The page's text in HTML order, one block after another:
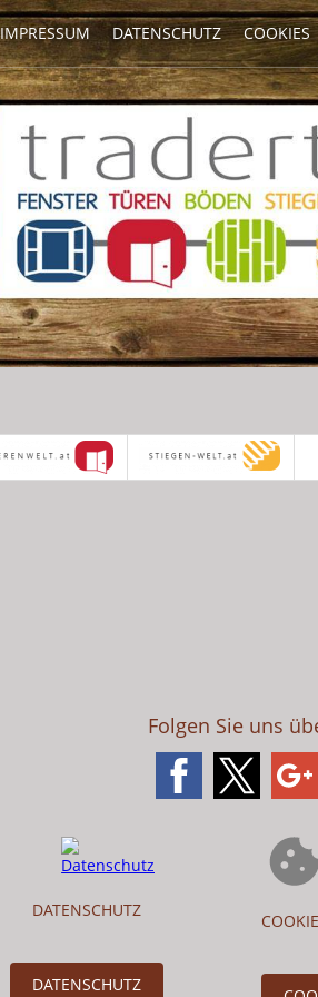
COOKIES
DATENSCHUTZ
IMPRESSUM
Folgen Sie uns
DATENSCHUTZ
DATENSCHUTZ